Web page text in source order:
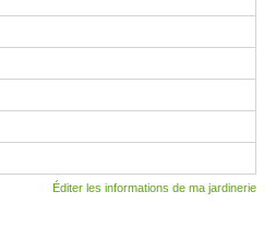
Éditer les informations de ma jardinerie